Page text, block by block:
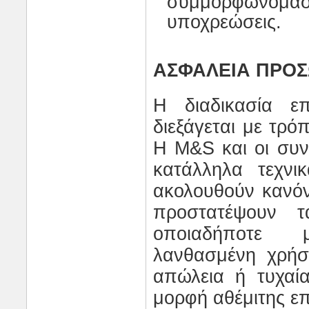
υποχρεώσεις.
ΑΣΦΑΛΕΙΑ
Η διαδικασία
διεξάγεται με
Η M&S και οι
κατάλληλα
ακολουθούν
οποιαδήποτε
λανθασμένη
απώλεια ή
μορφή αθέμιτης